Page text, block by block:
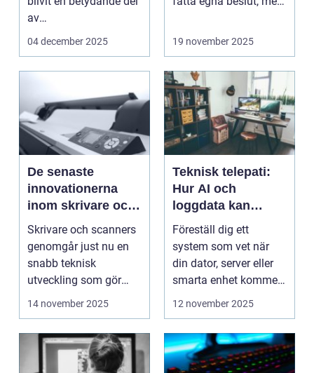
av
onlineunderhållning. ...
04 december 2025 19 november 2025
De senaste
innovationerna
inom skrivare och
scanners
Skrivare och scanners
genomgår just nu en
snabb teknisk
utveckling som gör
dem mer intell...
14 november 2025
Teknisk telepati:
Hur AI och
loggdata kan
förutsäga fel innan
de händer
Föreställ dig ett
system som vet när
din dator, server eller
smarta enhet kommer
att ...
12 november 2025